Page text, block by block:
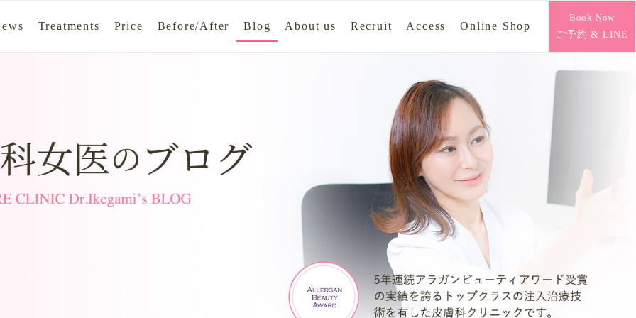
Treatments Price Before/After Blog About us Recruit Access Online Shop
Book Now
ご予約 & LINE